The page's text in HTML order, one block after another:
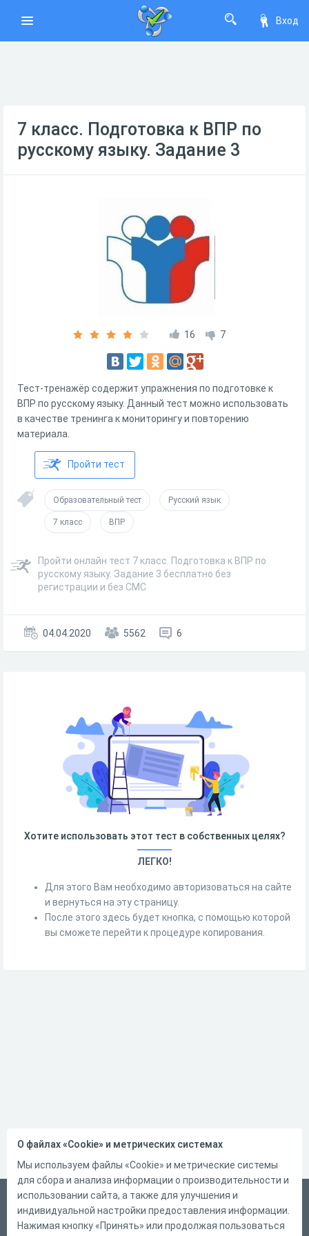
Вход
7 класс. Подготовка к ВПР по
русскому языку. Задание 3
16 7
Тест-тренажёр содержит упражнения по подготовке к
ВПР по русскому языку. Данный тест можно использовать
в качестве тренинга к мониторингу и повторению
материала.
Пройти тест
Образовательный тест Русский язык
7 класс ВПР
Пройти онлайн тест 7 класс. Подготовка к ВПР по
русскому языку. Задание 3 бесплатно без
регистрации и без СМС
04.04.2020 5562 6
Хотите использовать этот тест в собственных целях?
ЛЕГКО!
Для этого Вам необходимо авторизоваться на сайте
и вернуться на эту страницу.
После этого здесь будет кнопка, с помощью которой
вы сможете перейти к процедуре копирования.
Русский
Справка
О файлах «Cookie» и метрических системах
Мы используем файлы «Cookie» и метрические системы
для сбора и анализа информации о производительности и
использовании сайта, а также для улучшения и
индивидуальной настройки предоставления информации.
Нажимая кнопку «Принять» или продолжая пользоваться